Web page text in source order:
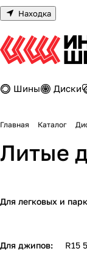
Находка
Шины Диски
Главная Каталог
Литые
Для легковых и
Для джипов: R15